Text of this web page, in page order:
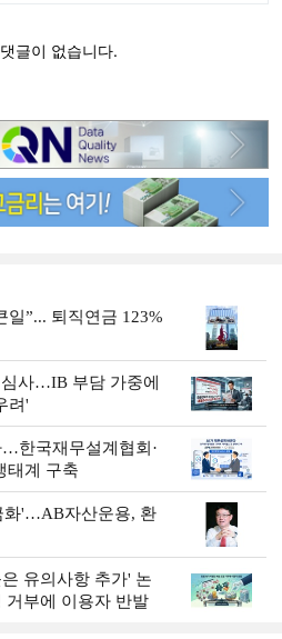
일”... 퇴직연금 123%
사…IB 부담 가중에
려'
한국재무설계협회·
태계 구축
화'…AB자산운용, 환
유의사항 추가' 논
부에 이용자 반발